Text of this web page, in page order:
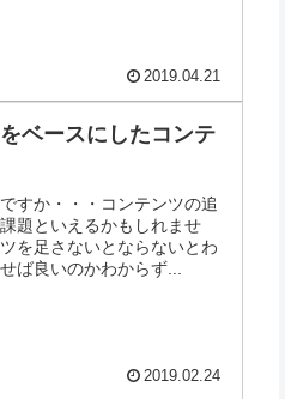
2019.04.21
ベースにしたコンテ
すか・・・コンテンツの追
題といえるかもしれませ
を足さないとならないとわ
ば良いのかわからず...
2019.02.24